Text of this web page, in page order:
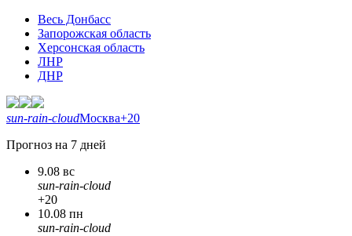
Весь Донбасс
Запорожская область
Херсонская область
ЛНР
ДНР
sun-rain-cloudМосква+20
Прогноз на 7 дней
9.08 вс
sun-rain-cloud
+20
10.08 пн
sun-rain-cloud